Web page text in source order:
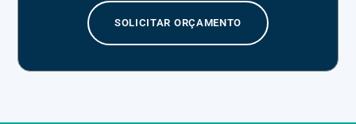
SOLICITAR ORÇAMENTO